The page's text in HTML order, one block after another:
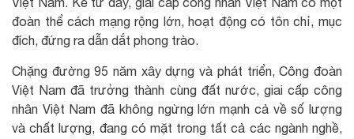
đoàn thể cách mạng rộng lớn, hoạt động có tôn chỉ, mục
đích, đứng ra dẫn dắt phong trào.
Chặng đường 95 năm xây dựng và phát triển, Công đoàn
Việt Nam đã trưởng thành cùng đất nước, giai cấp công
nhân Việt Nam đã không ngừng lớn mạnh cả về số lượng
và chất lượng, đang có mặt trong tất cả các ngành nghề,